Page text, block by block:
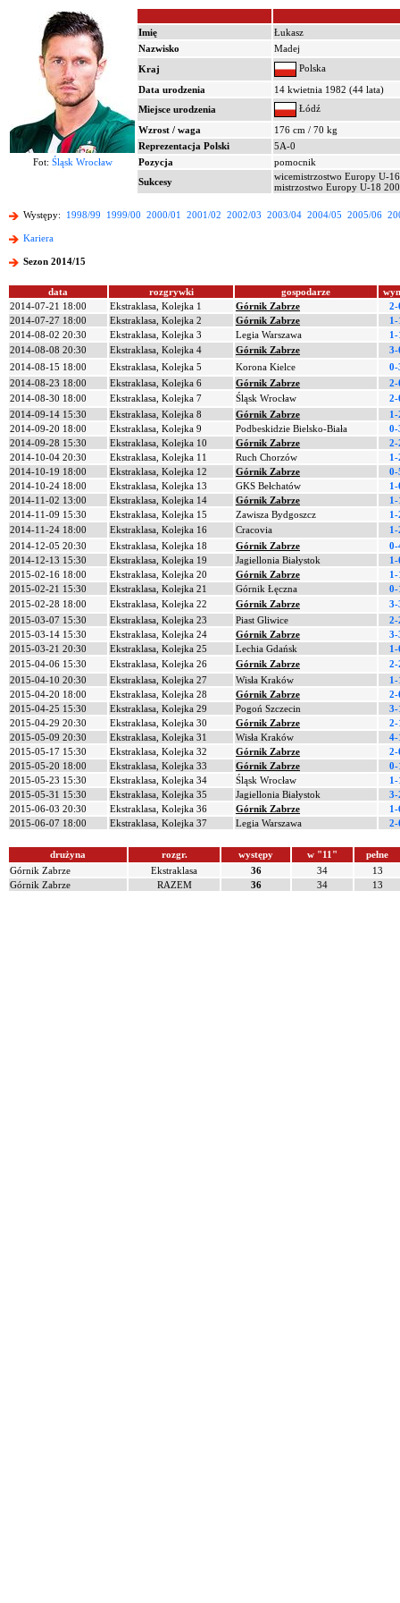
Imię
Łukasz
Nazwisko
Madej
Kraj
Polska
Data urodzenia
14 kwietnia 1982 (44 lata)
Miejsce urodzenia
Łódź
Wzrost / waga
176 cm / 70 kg
Reprezentacja Polski
5A-0
Fot: Śląsk Wrocław Pozycja
pomocnik
Sukcesy
wicemistrzostwo Europy U-
mistrzostwo Europy U-18
Występy: 1998/99 1999/00 2000/01 2001/02 2002/03 2003/04 2004/05 2005/06
Kariera
Sezon 2014/15
data rozgrywki gospodarze
2014-07-21 18:00
Ekstraklasa, Kolejka 1 Górnik Zabrze
2-
2014-07-27 18:00
Ekstraklasa, Kolejka 2 Górnik Zabrze
1-
2014-08-02 20:30
Ekstraklasa, Kolejka 3 Legia Warszawa
1-
2014-08-08 20:30
Ekstraklasa, Kolejka 4 Górnik Zabrze
3-
2014-08-15 18:00
Ekstraklasa, Kolejka 5 Korona Kielce
0-
2014-08-23 18:00
Ekstraklasa, Kolejka 6 Górnik Zabrze
2-
2014-08-30 18:00
Ekstraklasa, Kolejka 7 Śląsk Wrocław
2-
2014-09-14 15:30
Ekstraklasa, Kolejka 8 Górnik Zabrze
1-
2014-09-20 18:00
Ekstraklasa, Kolejka 9 Podbeskidzie Bielsko-Biała
0-
2014-09-28 15:30
Ekstraklasa, Kolejka 10 Górnik Zabrze
2-
2014-10-04 20:30
Ekstraklasa, Kolejka 11 Ruch Chorzów
1-
2014-10-19 18:00
Ekstraklasa, Kolejka 12 Górnik Zabrze
0-
2014-10-24 18:00
Ekstraklasa, Kolejka 13 GKS Bełchatów
1-
2014-11-02 13:00
Ekstraklasa, Kolejka 14 Górnik Zabrze
1-
2014-11-09 15:30
Ekstraklasa, Kolejka 15 Zawisza Bydgoszcz
1-
2014-11-24 18:00
Ekstraklasa, Kolejka 16 Cracovia
1-
2014-12-05 20:30
Ekstraklasa, Kolejka 18 Górnik Zabrze
0-
2014-12-13 15:30
Ekstraklasa, Kolejka 19 Jagiellonia Białystok
1-
2015-02-16 18:00
Ekstraklasa, Kolejka 20 Górnik Zabrze
1-
2015-02-21 15:30
Ekstraklasa, Kolejka 21 Górnik Łęczna
0-
2015-02-28 18:00
Ekstraklasa, Kolejka 22 Górnik Zabrze
3-
2015-03-07 15:30
Ekstraklasa, Kolejka 23 Piast Gliwice
2-
2015-03-14 15:30
Ekstraklasa, Kolejka 24 Górnik Zabrze
3-
2015-03-21 20:30
Ekstraklasa, Kolejka 25 Lechia Gdańsk
1-
2015-04-06 15:30
Ekstraklasa, Kolejka 26 Górnik Zabrze
2-
2015-04-10 20:30
Ekstraklasa, Kolejka 27 Wisła Kraków
1-
2015-04-20 18:00
Ekstraklasa, Kolejka 28 Górnik Zabrze
2-
2015-04-25 15:30
Ekstraklasa, Kolejka 29 Pogoń Szczecin
3-
2015-04-29 20:30
Ekstraklasa, Kolejka 30 Górnik Zabrze
2-
2015-05-09 20:30
Ekstraklasa, Kolejka 31 Wisła Kraków
4-
2015-05-17 15:30
Ekstraklasa, Kolejka 32 Górnik Zabrze
2-
2015-05-20 18:00
Ekstraklasa, Kolejka 33 Górnik Zabrze
0-
2015-05-23 15:30
Ekstraklasa, Kolejka 34 Śląsk Wrocław
1-
2015-05-31 15:30
Ekstraklasa, Kolejka 35 Jagiellonia Białystok
3-
2015-06-03 20:30
Ekstraklasa, Kolejka 36 Górnik Zabrze
1-
2015-06-07 18:00
Ekstraklasa, Kolejka 37 Legia Warszawa 2-
drużyna rozgr. występy w "11"
pełne
Górnik Zabrze
Ekstraklasa 36 34
13
Górnik Zabrze
RAZEM 36 34 13